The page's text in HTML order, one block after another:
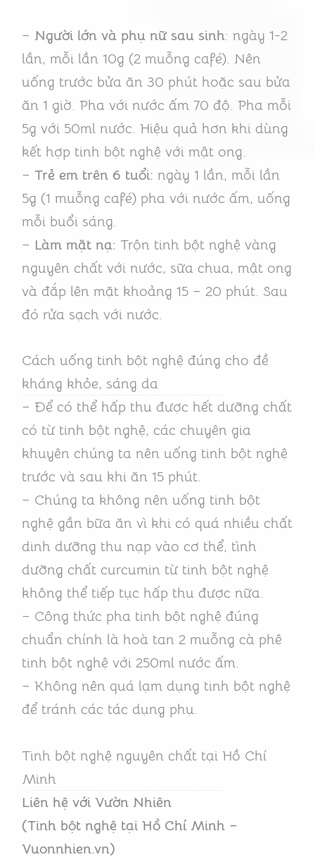
– Người lớn và phụ nữ sau sinh: ngày 1-2
lần, mỗi lần 10g (2 muỗng café). Nên
uống trước bửa ăn 30 phút hoặc sau bửa
ăn 1 giờ. Pha với nước ấm 70 độ. Pha mỗi
5g với 50ml nước. Hiệu quả hơn khi dùng
kết hợp tinh bột nghệ với mật ong.
– Trẻ em trên 6 tuổi: ngày 1 lần, mỗi lần
5g (1 muỗng café) pha với nước ấm, uống
mỗi buổi sáng.
– Làm mặt nạ: Trộn tinh bột nghệ vàng
nguyên chất với nước, sữa chua, mật ong
và đắp lên mặt khoảng 15 – 20 phút. Sau
đó rửa sạch với nước.
Cách uống tinh bột nghệ đúng cho đề
kháng khỏe, sáng da
– Để có thể hấp thu được hết dưỡng chất
có từ tinh bột nghệ, các chuyên gia
khuyên chúng ta nên uống tinh bột nghệ
trước và sau khi ăn 15 phút.
– Chúng ta không nên uống tinh bột
nghệ gần bữa ăn vì khi có quá nhiều chất
dinh dưỡng thu nạp vào cơ thể, tình
dưỡng chất curcumin từ tinh bột nghệ
không thể tiếp tục hấp thu được nữa.
– Công thức pha tinh bột nghệ đúng
chuẩn chính là hoà tan 2 muỗng cà phê
tinh bột nghệ với 250ml nước ấm.
– Không nên quá lạm dụng tinh bột nghệ
để tránh các tác dụng phụ.
Tinh bột nghệ nguyên chất tại Hồ Chí
Minh
Liên hệ với Vườn Nhiên
(Tinh bột nghệ tại Hồ Chí Minh –
Vuonnhien.vn)